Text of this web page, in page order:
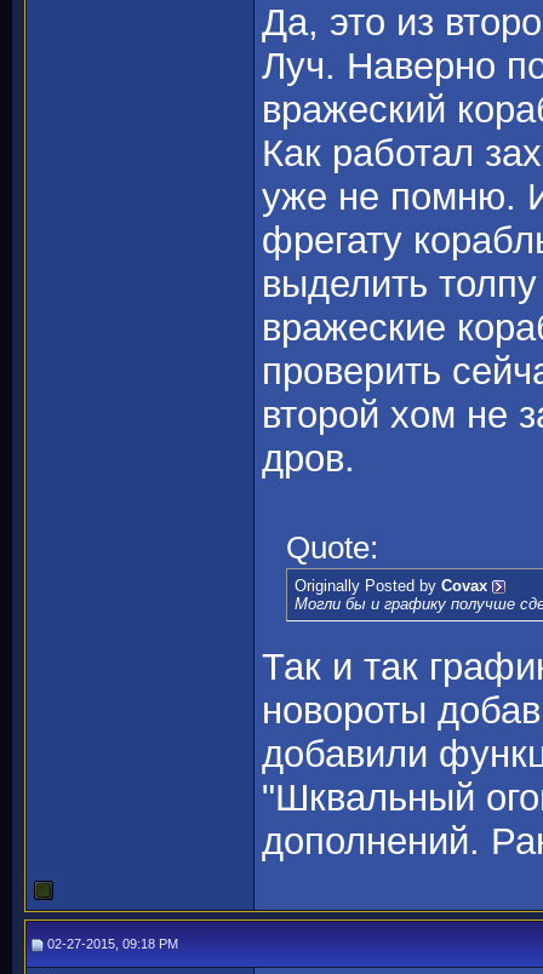
Да, это из
Луч. Наверно
вражеский
Как работал
уже не помню.
фрегату
выделить
вражеские
проверить
второй хом не
дров.
Quote:
Originally Posted by Covax
Могли бы и графику получше
Так и так
новороты
добавили
"Шквальный
дополнений.
02-27-2015, 09:18 PM